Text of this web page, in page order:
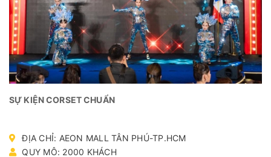
SỰ KIỆN CORSET CHUẨN
ĐỊA CHỈ: AEON MALL TÂN PHÚ-TP.HCM
QUY MÔ: 2000 KHÁCH